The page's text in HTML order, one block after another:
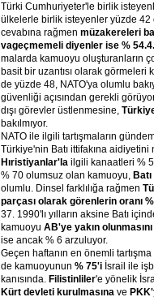
Türki Cumhuriyeter'le birlik
ülkelerle birlik isteyenler yüzde 42
cevabına rağmen müzakereleri
vageçmemeli diyenler ise % 54.4.
malarda kamuoyu oluşturanların
basit bir uzantısı olarak
de yüzde 48, NATO'ya olumlu
güvenliği açısından gerekli
dışı görevler üstlenmesine,
bakılmıyor.
NATO ile ilgili tartışmaların
Türkiye'nin Batı ittifakına
Hıristiyanlar'la ilgili kanaatleri %
% 70 olumsuz olan kamuoyu,
olumlu. Dinsel farklılığa rağmen
parçası olarak görenlerin oranı
37. 1990'lı yılların aksine Batı
kamuoyu AB'ye yakın olunmasını
ise ancak % 6 arzuluyor.
Geçen haftanın en önemli
de kamuoyunun % 75'i İsrail ile
kanısında. Filistinliler'e yönelik
Kürt devleti kurulmasına ve